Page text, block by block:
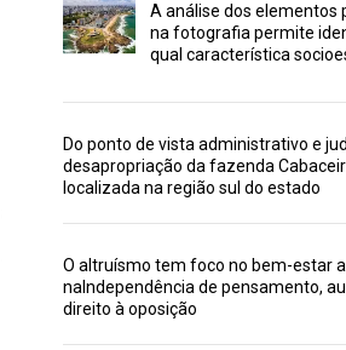
A análise dos elementos
na fotografia permite
qual característica
Do ponto de vista administrativo e
desapropriação da fazenda
localizada na região sul do estado
O altruísmo tem foco no bem-estar
naIndependência de pensamento,
direito à oposição